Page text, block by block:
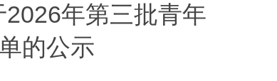
年第三批青年
的公示